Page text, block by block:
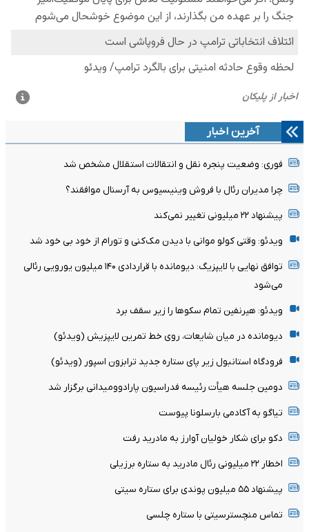
آخرین اخبار
فوری: وضعیت پنجره نقل و انتقالات استقلال مشخص شد
چرا مدیران رئال با فروش وینیسیوس به آرسنال موافقند؟
پیشنهاد ۲۲ میلیونی تغییر نمی‌کند
ویدئو: وقتی کولو موانی با دیدن مک‌کنی و تورام از خود بی خود شد
توافق نهایی با لایپزیگ: دیومانده با قراردادی ۱۴۰ میلیون یورویی رئالی
می‌شود
ویدئو: هیرنفین تمام سکوها را زیر سقف برد
دیومانده در میان شایعات، روی خط تمرین لایپزیش (ویدئو)
فرودگاه استانبول زیر پای ستاره جدید ترابزون اسپور (ویدئو)
دومین جلسه هیأت رئیسه فدراسیون پارادوومیدانی برگزار شد
تیاگو به آکادمی بارسلونا پیوست
دکو برای شکار خولیان آوارز به مادرید رفت
اخطار ۲۲ میلیونی رئال مادرید به ستاره برزیلی
پیشنهاد ۵۵ میلیون پوندی برای ستاره سیتی
تماس منچسترسیتی با ستاره چلسی